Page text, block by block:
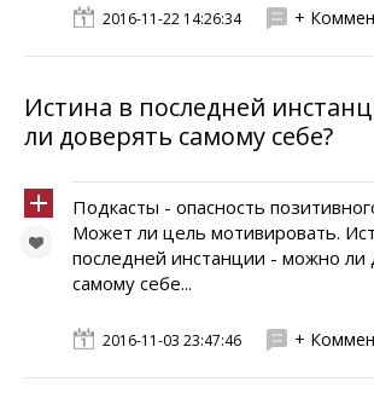
2016-11-22 14:26:34 +
Истина в последней
ли доверять самому себе?
Подкасты - опасность
Может ли цель мотивировать.
последней инстанции - можно ли
самому себе...
2016-11-03 23:47:46 +